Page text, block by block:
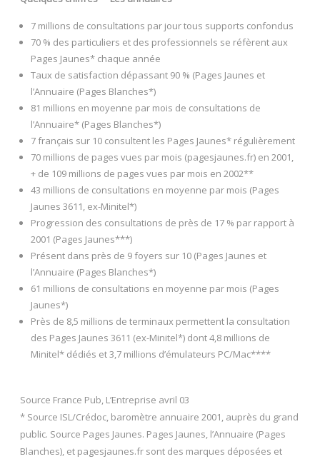
7 millions de consultations par jour tous supports confondus
70 % des particuliers et des professionnels se réfèrent aux
Pages Jaunes* chaque année
Taux de satisfaction dépassant 90 % (Pages Jaunes et
l’Annuaire (Pages Blanches*)
81 millions en moyenne par mois de consultations de
l’Annuaire* (Pages Blanches*)
7 français sur 10 consultent les Pages Jaunes* régulièrement
70 millions de pages vues par mois (pagesjaunes.fr) en 2001,
+ de 109 millions de pages vues par mois en 2002**
43 millions de consultations en moyenne par mois (Pages
Jaunes 3611, ex-Minitel*)
Progression des consultations de près de 17 % par rapport à
2001 (Pages Jaunes***)
Présent dans près de 9 foyers sur 10 (Pages Jaunes et
l’Annuaire (Pages Blanches*)
61 millions de consultations en moyenne par mois (Pages
Jaunes*)
Près de 8,5 millions de terminaux permettent la consultation
des Pages Jaunes 3611 (ex-Minitel*) dont 4,8 millions de
Minitel* dédiés et 3,7 millions d’émulateurs PC/Mac****
Source France Pub, L’Entreprise avril 03
* Source ISL/Crédoc, baromètre annuaire 2001, auprès du grand
public. Source Pages Jaunes. Pages Jaunes, l’Annuaire (Pages
Blanches), et pagesjaunes.fr sont des marques déposées et